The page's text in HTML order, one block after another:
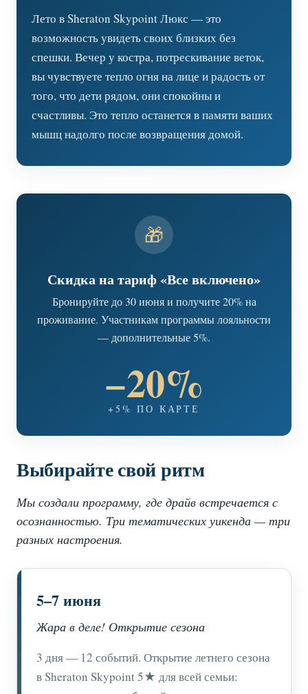
Лето в Sheraton Skypoint Люкс — это
возможность увидеть своих близких без
спешки. Вечер у костра, потрескивание веток,
вы чувствуете тепло огня на лице и радость от
того, что дети рядом, они спокойны и
счастливы. Это тепло останется в памяти ваших
мышц надолго после возвращения домой.
🎁
Скидка на тариф «Все включено»
Бронируйте до 30 июня и получите 20% на
проживание. Участникам программы лояльности
— дополнительные 5%.
−20%
+5% ПО КАРТЕ
Выбирайте свой ритм
Мы создали программу, где драйв встречается с
осознанностью. Три тематических уикенда — три
разных настроения.
5–7 июня
Жара в деле! Открытие сезона
3 дня — 12 событий. Открытие летнего сезона
в Sheraton Skypoint 5★ для всей семьи: